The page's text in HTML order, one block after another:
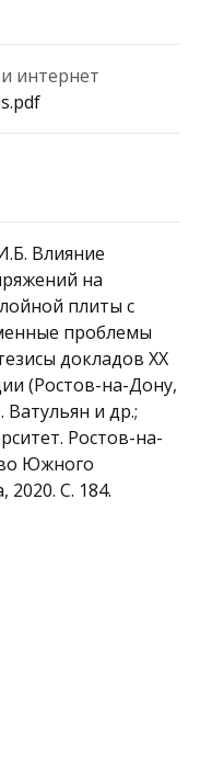
интернет
Влияние
на
плиты с
проблемы
докладов XX
(Ростов-на-Дону,
Ватульян и др.;
Ростов-на-
Южного
2020. С. 184.